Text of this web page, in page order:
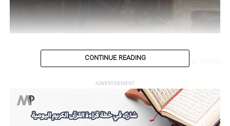
مسلم پرس میدیا
بالكهرباء
DON'T MISS
تكنولوجيا بلا أخلاق؟
CONTINUE READING
ADVERTISEMENT